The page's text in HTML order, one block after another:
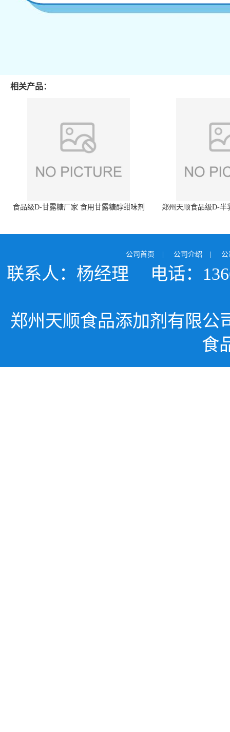
相关产品：
食品级D-甘露糖厂家 食用甘露糖醇甜味剂
郑州天顺食品级D-半
公司首页 | 公司介绍 |
联系人：杨经理 电话：
郑州天顺食品添加剂有限公
食